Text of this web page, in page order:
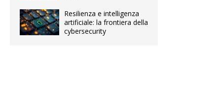
Resilienza e intelligenza
artificiale: la frontiera della
cybersecurity